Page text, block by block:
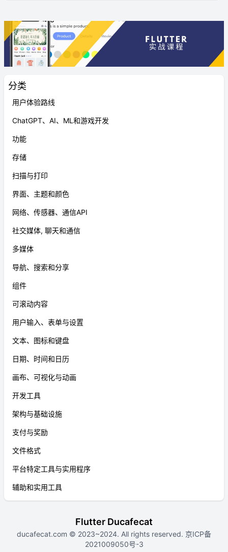
分类
用户体验路线
ChatGPT、AI、ML和游戏开发
功能
存储
扫描与打印
界面、主题和颜色
网络、传感器、通信API
社交媒体, 聊天和通信
多媒体
导航、搜索和分享
组件
可滚动内容
用户输入、表单与设置
文本、图标和键盘
日期、时间和日历
画布、可视化与动画
开发工具
架构与基础设施
支付与奖励
文件格式
平台特定工具与实用程序
辅助和实用工具
Flutter Ducafecat
ducafecat.com © 2023~2024. All rights reserved. 京ICP备
2021009050号-3